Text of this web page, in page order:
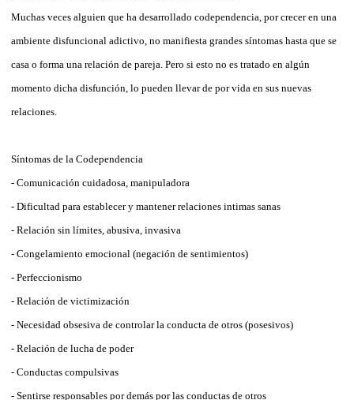
Muchas veces alguien que ha desarrollado codependencia, por crecer en una
ambiente disfuncional adictivo, no manifiesta grandes síntomas hasta que se
casa o forma una relación de pareja. Pero si esto no es tratado en algún
momento dicha disfunción, lo pueden llevar de por vida en sus nuevas
relaciones.
Síntomas de la Codependencia
- Comunicación cuidadosa, manipuladora
- Dificultad para establecer y mantener relaciones intimas sanas
- Relación sin límites, abusiva, invasiva
- Congelamiento emocional (negación de sentimientos)
- Perfeccionismo
- Relación de victimización
- Necesidad obsesiva de controlar la conducta de otros (posesivos)
- Relación de lucha de poder
- Conductas compulsivas
- Sentirse responsables por demás por las conductas de otros